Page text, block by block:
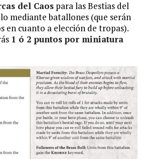
del Caos para las Bestias del
mediante batallones (que serán
en cuanto a elección de tropas).
1 ó 2 puntos por miniatura